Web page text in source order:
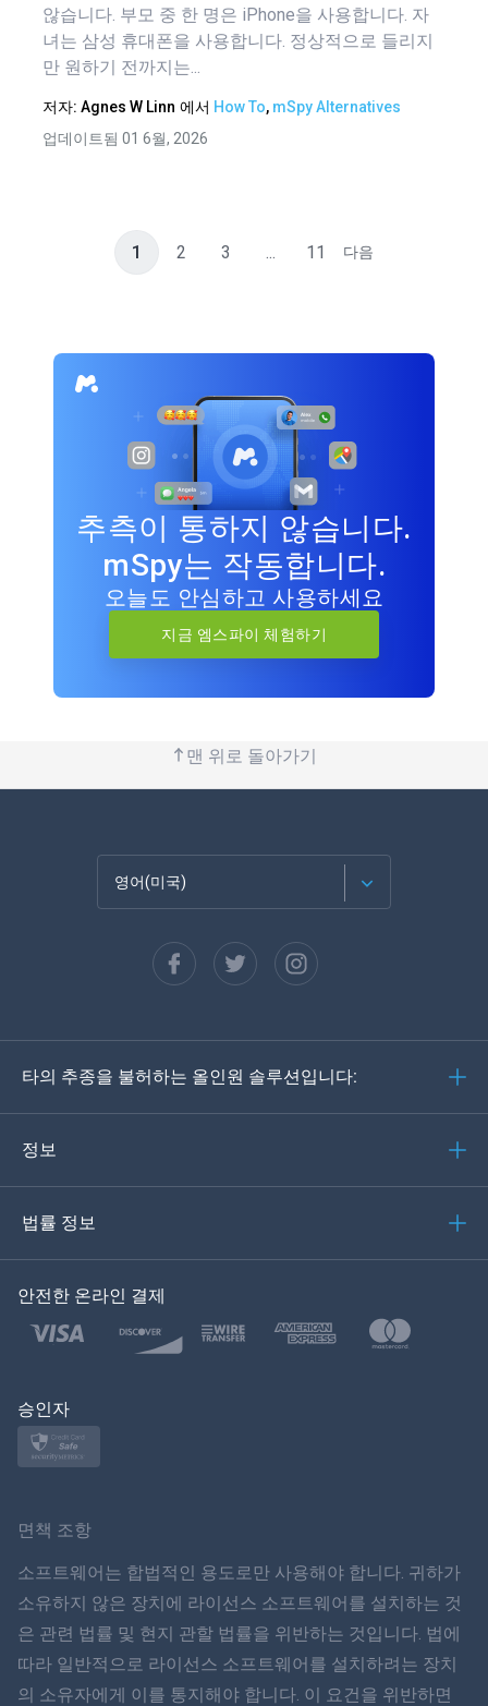
않습니다. 부모 중 한 명은 iPhone을 사용합니다. 자
녀는 삼성 휴대폰을 사용합니다. 정상적으로 들리지
만 원하기 전까지는...
저자: Agnes W Linn 에서 How To, mSpy Alternatives
업데이트됨 01 6월, 2026
1 2 3 ... 11 다음
추측이 통하지 않습니다.
mSpy는 작동합니다.
오늘도 안심하고 사용하세요
지금 엠스파이 체험하기
맨 위로 돌아가기
영어(미국)
Español
Deutsch
Türkçe
Polski
ภาษาไทย
简体中文
Dansk
타의 추종을 불허하는 올인원 솔루션입니다:
정보
법률 정보
안전한 온라인 결제
승인자
면책 조항
소프트웨어는 합법적인 용도로만 사용해야 합니다. 귀하가
소유하지 않은 장치에 라이선스 소프트웨어를 설치하는 것
은 관련 법률 및 현지 관할 법률을 위반하는 것입니다. 법에
따라 일반적으로 라이선스 소프트웨어를 설치하려는 장치
의 소유자에게 이를 통지해야 합니다. 이 요건을 위반하면